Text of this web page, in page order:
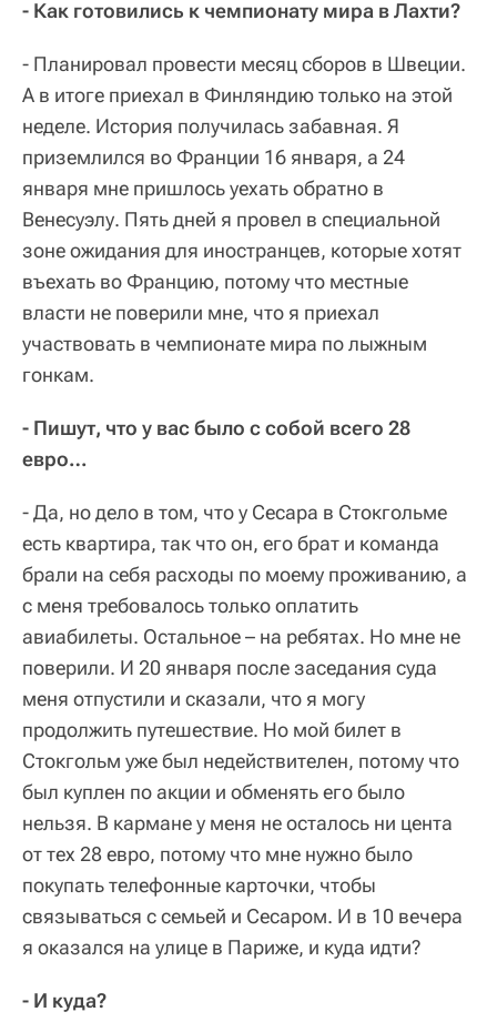
- Как готовились к чемпионату мира в Лахти?
- Планировал провести месяц сборов в Швеции.
А в итоге приехал в Финляндию только на этой
неделе. История получилась забавная. Я
приземлился во Франции 16 января, а 24
января мне пришлось уехать обратно в
Венесуэлу. Пять дней я провел в специальной
зоне ожидания для иностранцев, которые хотят
въехать во Францию, потому что местные
власти не поверили мне, что я приехал
участвовать в чемпионате мира по лыжным
гонкам.
- Пишут, что у вас было с собой всего 28
евро…
- Да, но дело в том, что у Сесара в Стокгольме
есть квартира, так что он, его брат и команда
брали на себя расходы по моему проживанию, а
с меня требовалось только оплатить
авиабилеты. Остальное – на ребятах. Но мне не
поверили. И 20 января после заседания суда
меня отпустили и сказали, что я могу
продолжить путешествие. Но мой билет в
Стокгольм уже был недействителен, потому что
был куплен по акции и обменять его было
нельзя. В кармане у меня не осталось ни цента
от тех 28 евро, потому что мне нужно было
покупать телефонные карточки, чтобы
связываться с семьей и Сесаром. И в 10 вечера
я оказался на улице в Париже, и куда идти?
- И куда?